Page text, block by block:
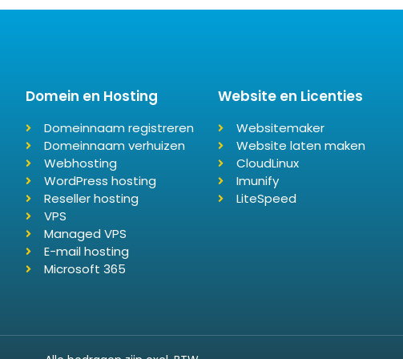
Domein en Hosting
Domeinnaam registreren
Domeinnaam verhuizen
Webhosting
WordPress hosting
Reseller hosting
VPS
Managed VPS
E-mail hosting
Microsoft 365
Website en Licenties
Websitemaker
Website laten maken
CloudLinux
Imunify
LiteSpeed